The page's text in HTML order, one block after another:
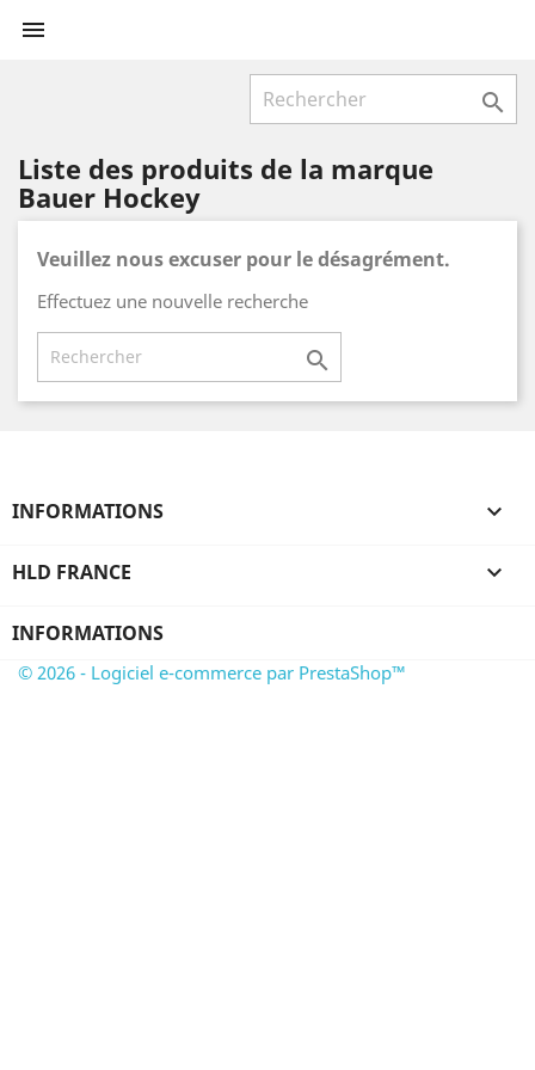


Liste des produits de la marque
Bauer Hockey
Veuillez nous excuser pour le désagrément.
Effectuez une nouvelle recherche

INFORMATIONS 
HLD FRANCE 
INFORMATIONS
© 2026 - Logiciel e-commerce par PrestaShop™